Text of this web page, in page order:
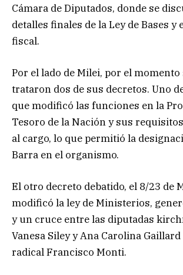
Cámara de Diputados, donde se
detalles finales de la Ley de Bases y
fiscal.
Por el lado de Milei, por el momento
trataron dos de sus decretos. Uno
que modificó las funciones en la
Tesoro de la Nación y sus
al cargo, lo que permitió la
Barra en el organismo.
El otro decreto debatido, el 8/23 de
modificó la ley de Ministerios,
y un cruce entre las diputadas
Vanesa Siley y Ana Carolina
radical Francisco Monti.